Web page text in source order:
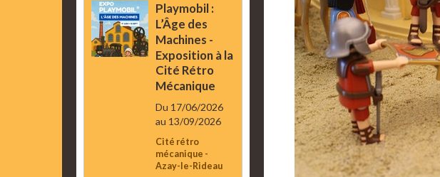
Playmobil :
L’Âge des
Machines -
Exposition à la
Cité Rétro
Mécanique
Du 17/06/2026
au 13/09/2026
Cité rétro
mécanique -
Azay-le-Rideau